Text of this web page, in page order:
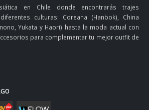
en Chile donde encontrarás trajes
culturas: Coreana (Hanbok), China
Yukata y Haori) hasta la moda actual con
para complementar tu mejor outfit de